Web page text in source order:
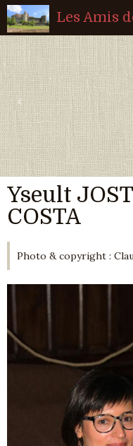
Les Amis
Page d'accueil
Livre d'or
Agenda
Quiz
Vidéos
Album
Contact
‹
Yseult
COSTA
Photo & copyright :